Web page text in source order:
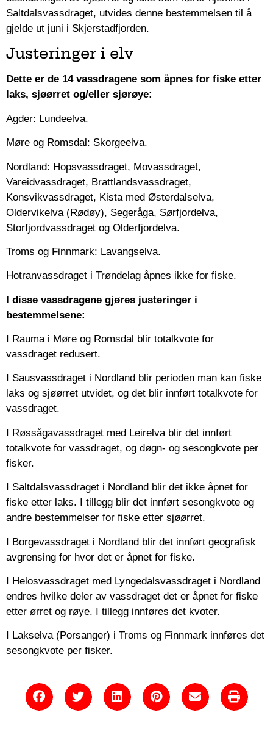
Saltdalsvassdraget, utvides denne bestemmelsen til å
gjelde ut juni i Skjerstadfjorden.
Justeringer i elv
Dette er de 14 vassdragene som åpnes for fiske etter
laks, sjøørret og/eller sjørøye:
Agder: Lundeelva.
Møre og Romsdal: Skorgeelva.
Nordland: Hopsvassdraget, Movassdraget,
Vareidvassdraget, Brattlandsvassdraget,
Konsvikvassdraget, Kista med Østerdalselva,
Oldervikelva (Rødøy), Segeråga, Sørfjordelva,
Storfjordvassdraget og Olderfjordelva.
Troms og Finnmark: Lavangselva.
Hotranvassdraget i Trøndelag åpnes ikke for fiske.
I disse vassdragene gjøres justeringer i
bestemmelsene:
I Rauma i Møre og Romsdal blir totalkvote for
vassdraget redusert.
I Sausvassdraget i Nordland blir perioden man kan fiske
laks og sjøørret utvidet, og det blir innført totalkvote for
vassdraget.
I Røssågavassdraget med Leirelva blir det innført
totalkvote for vassdraget, og døgn- og sesongkvote per
fisker.
I Saltdalsvassdraget i Nordland blir det ikke åpnet for
fiske etter laks. I tillegg blir det innført sesongkvote og
andre bestemmelser for fiske etter sjøørret.
I Borgevassdraget i Nordland blir det innført geografisk
avgrensing for hvor det er åpnet for fiske.
I Helosvassdraget med Lyngedalsvassdraget i Nordland
endres hvilke deler av vassdraget det er åpnet for fiske
etter ørret og røye. I tillegg innføres det kvoter.
I Lakselva (Porsanger) i Troms og Finnmark innføres det
sesongkvote per fisker.